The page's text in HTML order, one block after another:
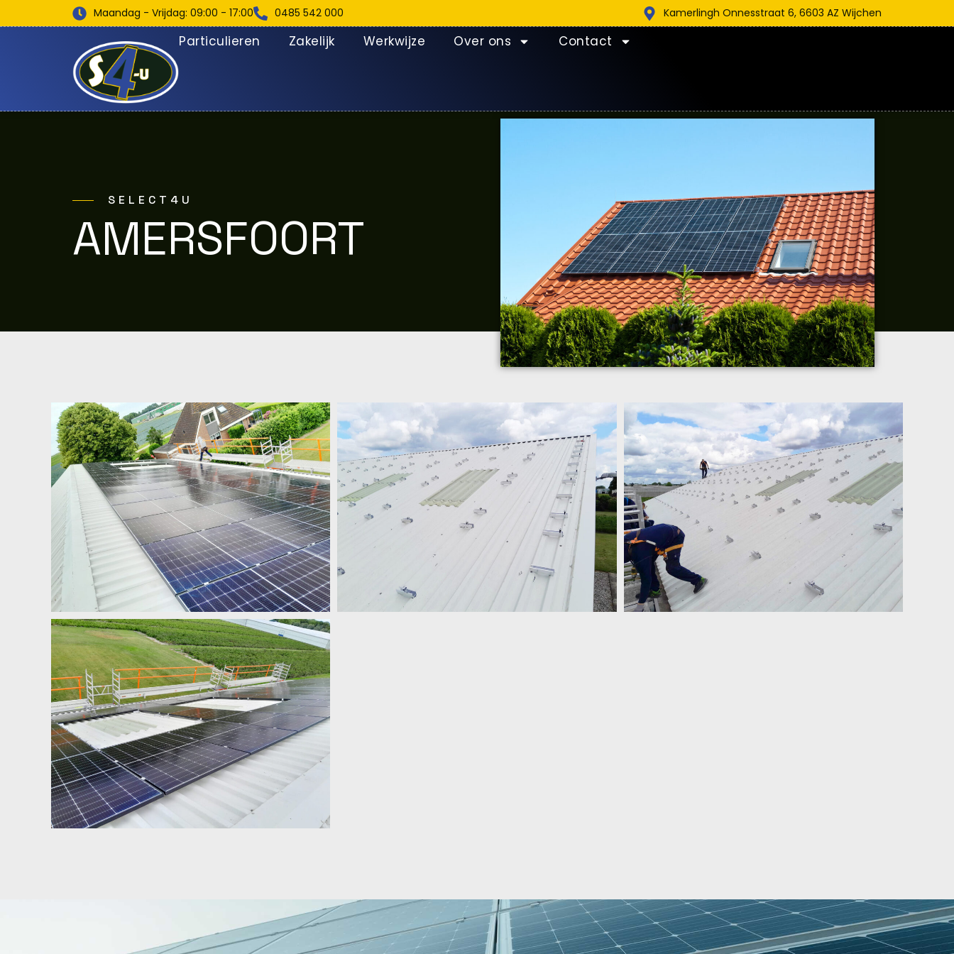
Maandag - Vrijdag: 09:00 - 17:00 0485 542 000 Kamerlingh Onnesstraat 6, 6603 AZ Wijchen
Particulieren Zakelijk Werkwijze Over ons Contact
SELECT4U
AMERSFOORT